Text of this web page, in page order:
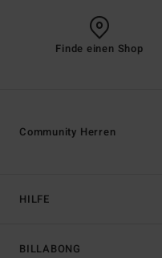
Finde einen Shop
HILFE
BILLABONG
Community Herren